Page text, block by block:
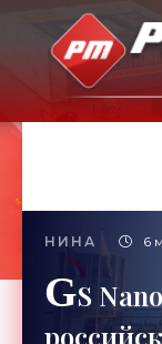
НИНА 6
GS